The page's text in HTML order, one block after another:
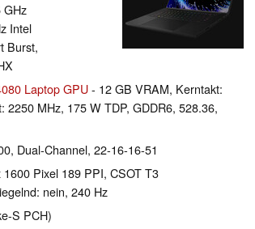
GHz
Intel
Burst,
Laptop GPU- 12 GB VRAM, Kerntakt:
2250 MHz, 175 W TDP, GDDR6, 528.36,
Dual-Channel, 22-16-16-51
Pixel 189 PPI, CSOT T3
nein, 240 Hz
S PCH)